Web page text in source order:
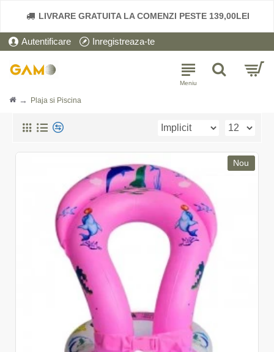
LIVRARE GRATUITA LA COMENZI PESTE 139,00LEI
Autentificare Inregistreaza-te
Plaja si Piscina
Nou